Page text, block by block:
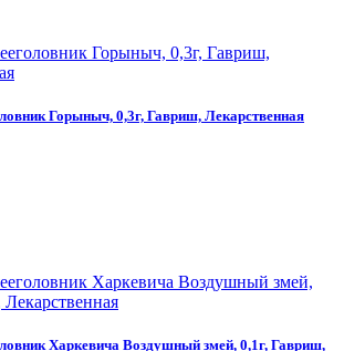
Горыныч, 0,3г, Гавриш, Лекарственная
Харкевича Воздушный змей, 0,1г, Гавриш,